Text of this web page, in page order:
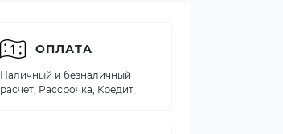
ОПЛАТА
Наличный и безналичный
расчет, Рассрочка, Кредит